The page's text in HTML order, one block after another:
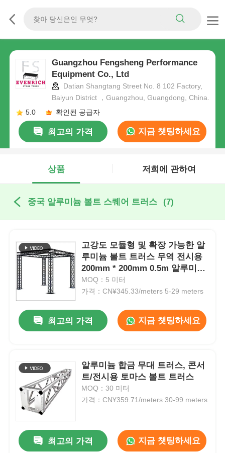
Guangzhou Fengsheng Performance
Equipment Co., Ltd
Datian Shangtang Street No. 8 102 Factory,
Baiyun District ，Guangzhou, Guangdong, China.
5.0
확인된 공급자
최고의 가격 지금 챗팅하세요
상품 저희에 관하여
중국 알루미늄 볼트 스퀘어 트러스 (7)
고강도 모듈형 및 확장 가능한 알
루미늄 볼트 트러스 무역 전시용
200mm * 200mm 0.5m 알루미늄
합금 트러스 1m 알루미늄 스테이
지 조명 트러스 알루미늄 트러스
MOQ：5 미터
가격：CN¥345.33/meters 5-29 meters
최고의 가격 지금 챗팅하세요
알루미늄 합금 무대 트러스, 콘서
트/전시용 토마스 볼트 트러스
MOQ：30 미터
가격：CN¥359.71/meters 30-99 meters
최고의 가격 지금 챗팅하세요